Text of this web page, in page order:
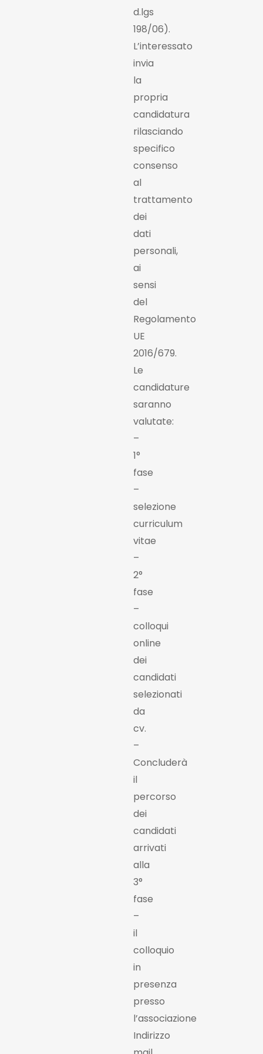
d.lgs
198/06).
L’interessato
invia
la
propria
candidatura
rilasciando
specifico
consenso
al
trattamento
dei
dati
personali,
ai
sensi
del
Regolamento
UE
2016/679.
Le
candidature
saranno
valutate:
–
1°
fase
–
selezione
curriculum
vitae
–
2°
fase
–
colloqui
online
dei
candidati
selezionati
da
cv.
–
Concluderà
il
percorso
dei
candidati
arrivati
alla
3°
fase
–
il
colloquio
in
presenza
presso
l’associazione
Indirizzo